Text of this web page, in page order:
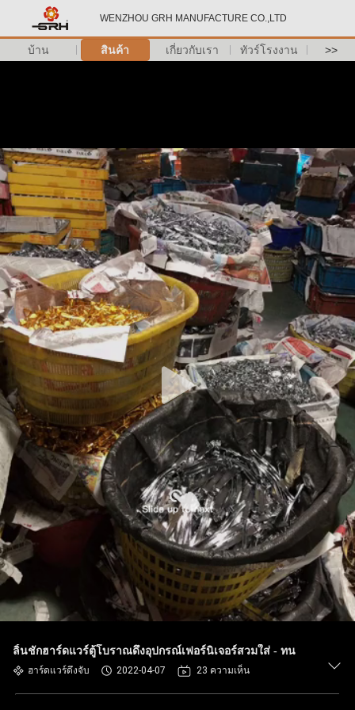
WENZHOU GRH MANUFACTURE CO.,LTD
บ้าน สินค้า เกี่ยวกับเรา ทัวร์โรงงาน >>
ลิ้นชักฮาร์ดแวร์ตู้โบราณดึงอุปกรณ์เฟอร์นิเจอร์สวมใส่ - ทน
ฮาร์ดแวร์ดึงจับ 2022-04-07 23 ความเห็น